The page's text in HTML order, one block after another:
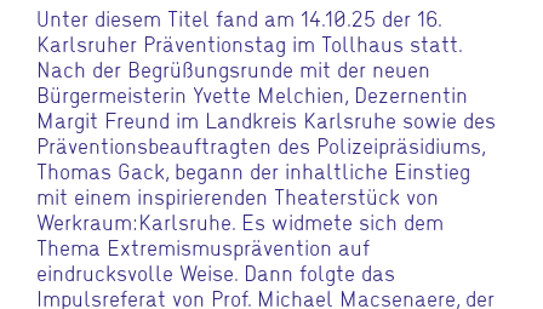
Unter diesem Titel fand am 14.10.25 der 16.
Karlsruher Präventionstag im Tollhaus statt.
Nach der Begrüßungsrunde mit der neuen
Bürgermeisterin Yvette Melchien, Dezernentin
Margit Freund im Landkreis Karlsruhe sowie des
Präventionsbeauftragten des Polizeipräsidiums,
Thomas Gack, begann der inhaltliche Einstieg
mit einem inspirierenden Theaterstück von
Werkraum:Karlsruhe. Es widmete sich dem
Thema Extremismusprävention auf
eindrucksvolle Weise. Dann folgte das
Impulsreferat von Prof. Michael Macsenaere, der